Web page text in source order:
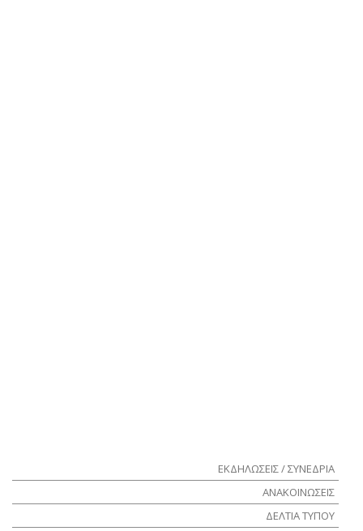
ΕΚΔΗΛΏΣΕΙΣ / ΣΥΝΈΔΡΙΑ
ΑΝΑΚΟΙΝΏΣΕΙΣ
ΔΕΛΤΊΑ ΤΎΠΟΥ